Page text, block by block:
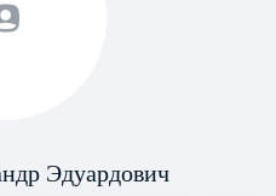
Эдуардович